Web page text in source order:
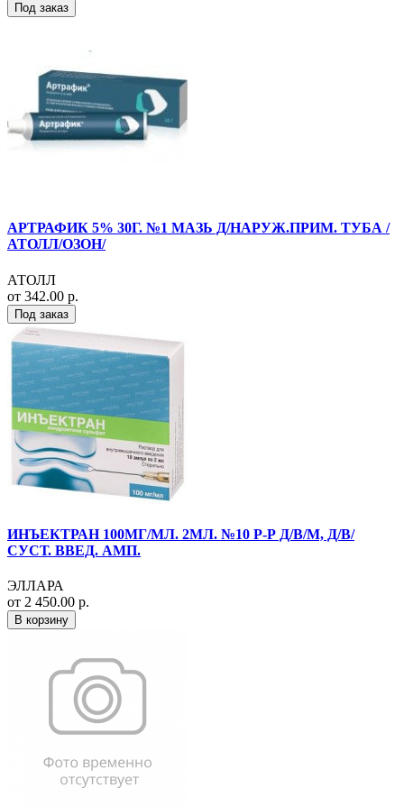
Под заказ
АРТРАФИК 5% 30Г. №1 МАЗЬ Д/НАРУЖ.ПРИМ. ТУБА /
АТОЛЛ/ОЗОН/
АТОЛЛ
от 342.00 р.
Под заказ
ИНЪЕКТРАН 100МГ/МЛ. 2МЛ. №10 Р-Р Д/В/М, Д/В/
СУСТ. ВВЕД. АМП.
ЭЛЛАРА
от 2 450.00 р.
В корзину